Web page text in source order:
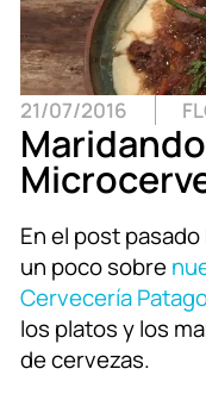
21/07/2016
En el post pasado
un poco sobre
Cervecería
los platos y los
de cervezas.